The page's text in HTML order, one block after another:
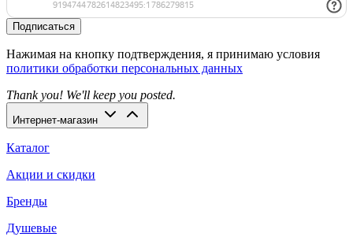
Подписаться
Нажимая на кнопку подтверждения, я принимаю условия
политики обработки персональных данных
Thank you! We'll keep you posted.
Интернет-магазин
Каталог
Акции и скидки
Бренды
Душевые